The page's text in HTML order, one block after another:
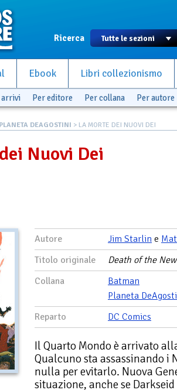
Ricerca
Ebook Libri collezionismo
Per editore Per collana Per autore
DEAGOSTINI > LA MORTE DEI NUOVI DEI
Nuovi Dei
Autore Jim Starlin e
Titolo originale
Death of the
Collana
Batman
Planeta
Reparto
DC Comics
Il Quarto Mondo è arrivato
Qualcuno sta assassinando i
nulla per evitarlo. Nuova
situazione, anche se